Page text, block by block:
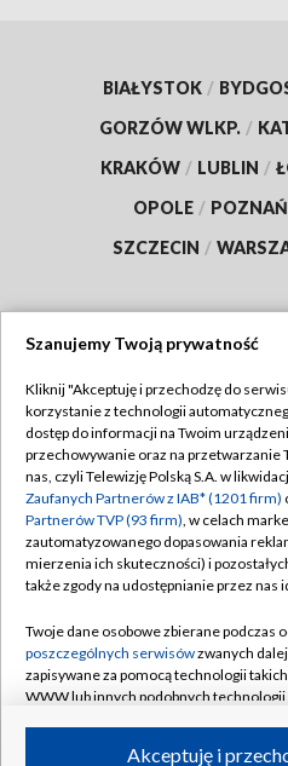
BIAŁYSTOK /
GORZÓW WLKP. /
KRAKÓW / LUBLIN /
OPOLE / POZNAŃ
SZCZECIN /
Abonament TVP
Emisja w TVP
Centrum informacji TVP
Naziemna Telewizja Cyfrowa
Rada Programowa
System NOS
Informacje o nadawcy
Polityka
Moje
Szanujemy Twoją prywatność
Kliknij "Akceptuję i przechodzę do
korzystanie z technologii
dostęp do informacji na Twoim
przechowywanie oraz na przetwarzanie
nas, czyli Telewizję Polską S.A. w
Zaufanych Partnerów z IAB* (1201 firm)
Partnerów TVP (93 firm), w celach
zautomatyzowanego dopasowania
mierzenia ich skuteczności) i
także zgody na udostępnianie przez nas
Twoje dane osobowe zbierane podczas
poszczególnych serwisówzwanych
zapisywane za pomocą technologii
WWW lub innych podobnych
ruchu w Internecie.Akceptuję i